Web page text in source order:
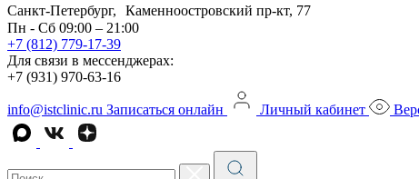
Санкт-Петербург, Каменноостровский пр-кт, 77
Пн - Сб 09:00 – 21:00
+7 (812) 779-17-39
Для связи в мессенджерах:
+7 (931) 970-63-16
info@istclinic.ru Записаться онлайн Личный кабинет